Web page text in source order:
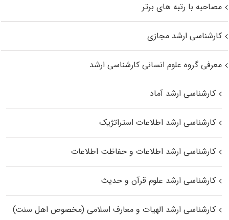
مصاحبه با رتبه های برتر
کارشناسی ارشد مجازی
معرفی گروه علوم انسانی کارشناسی ارشد
کارشناسی ارشد آماد
کارشناسی ارشد اطلاعات استراتژیک
کارشناسی ارشد اطلاعات و حفاظت اطلاعات
کارشناسی ارشد علوم قرآن و حدیث
کارشناسی ارشد الهیات و معارف اسلامی (مخصوص اهل سنت)